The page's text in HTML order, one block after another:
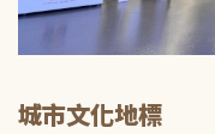
城市文化地標